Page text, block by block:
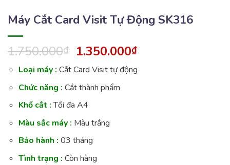
Máy Cắt Card Visit Tự Động SK316
1.750.000₫ 1.350.000₫
Loại máy : Cắt Card Visit tự động
Chức năng : Cắt thành phẩm
Khổ cắt :Tối đa A4
Màu sắc máy : Màu trắng
Bảo hành : 03 tháng
Tình trạng : Còn hàng